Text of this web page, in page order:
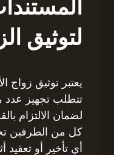
لتوثيق
يعتبر توثيق زواج
تتطلب تجهيز عدد
لضمان الالتزام
كل من الطرفين
أي تأخير أو تعقيد